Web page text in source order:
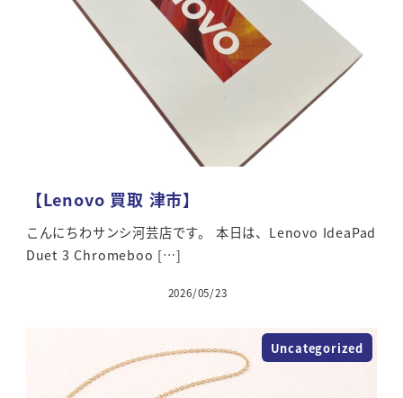
【Lenovo 買取 津市】
こんにちわサンシ河芸店です。 本日は、Lenovo IdeaPad
Duet 3 Chromeboo […]
2026/05/23
Uncategorized